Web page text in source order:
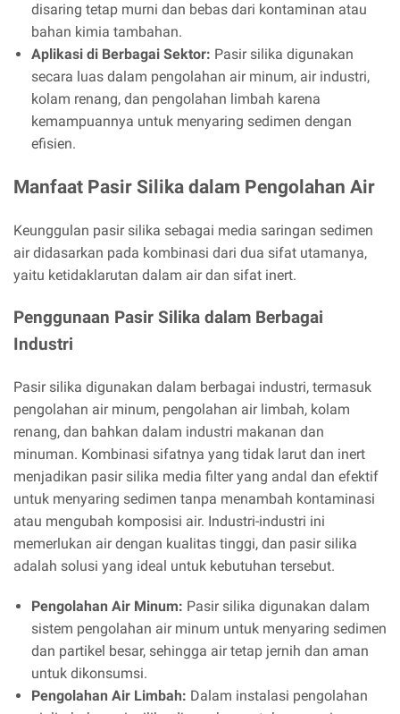
disaring tetap murni dan bebas dari kontaminan atau
bahan kimia tambahan.
Aplikasi di Berbagai Sektor: Pasir silika digunakan
secara luas dalam pengolahan air minum, air industri,
kolam renang, dan pengolahan limbah karena
kemampuannya untuk menyaring sedimen dengan
efisien.
Manfaat Pasir Silika dalam Pengolahan Air
Keunggulan pasir silika sebagai media saringan sedimen
air didasarkan pada kombinasi dari dua sifat utamanya,
yaitu ketidaklarutan dalam air dan sifat inert.
Penggunaan Pasir Silika dalam Berbagai
Industri
Pasir silika digunakan dalam berbagai industri, termasuk
pengolahan air minum, pengolahan air limbah, kolam
renang, dan bahkan dalam industri makanan dan
minuman. Kombinasi sifatnya yang tidak larut dan inert
menjadikan pasir silika media filter yang andal dan efektif
untuk menyaring sedimen tanpa menambah kontaminasi
atau mengubah komposisi air. Industri-industri ini
memerlukan air dengan kualitas tinggi, dan pasir silika
adalah solusi yang ideal untuk kebutuhan tersebut.
Pengolahan Air Minum: Pasir silika digunakan dalam
sistem pengolahan air minum untuk menyaring sedimen
dan partikel besar, sehingga air tetap jernih dan aman
untuk dikonsumsi.
Pengolahan Air Limbah: Dalam instalasi pengolahan